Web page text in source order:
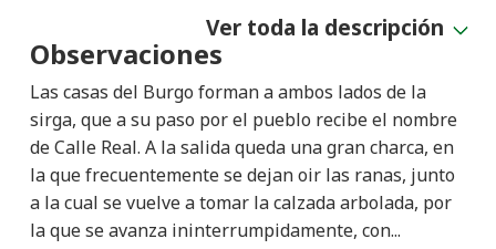
Observaciones
Las casas del Burgo forman a ambos lados de la
sirga, que a su paso por el pueblo recibe el nombre
de Calle Real. A la salida queda una gran charca, en
la que frecuentemente se dejan oir las ranas, junto
a la cual se vuelve a tomar la calzada arbolada, por
la que se avanza ininterrumpidamente, con...
Ver toda la descripción